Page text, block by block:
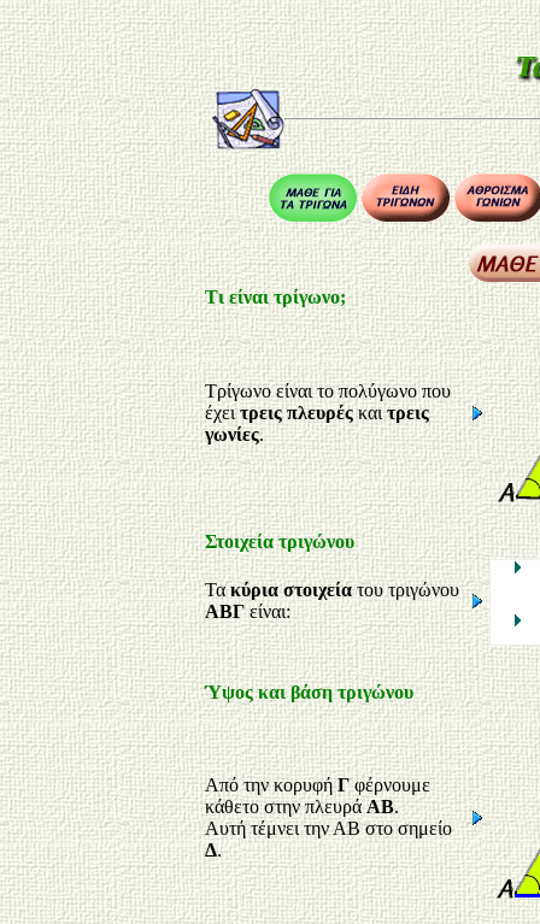
Τι είναι τρίγωνο;
Τρίγωνο είναι το πολύγωνο που
έχειτρεις πλευρέςκαιτρεις
γωνίες.
Στοιχεία τριγώνου
Τακύρια στοιχείατου τριγώνου
ΑΒΓείναι:
Ύψος και βάση τριγώνου
Από την κορυφήΓφέρνουμε
κάθετο στην πλευράΑΒ.
Αυτή τέμνει την ΑΒ στο σημείο
Δ.